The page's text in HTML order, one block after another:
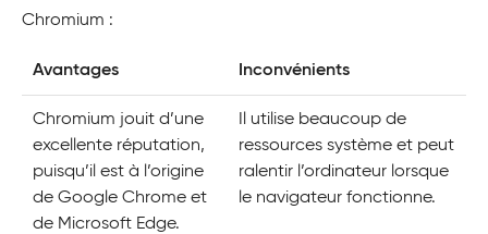
Chromium :
Avantages Inconvénients
Chromium jouit d’une
excellente réputation,
puisqu’il est à l’origine
de Google Chrome et
de Microsoft Edge.
Il utilise beaucoup de
ressources système et peut
ralentir l’ordinateur lorsque
le navigateur fonctionne.